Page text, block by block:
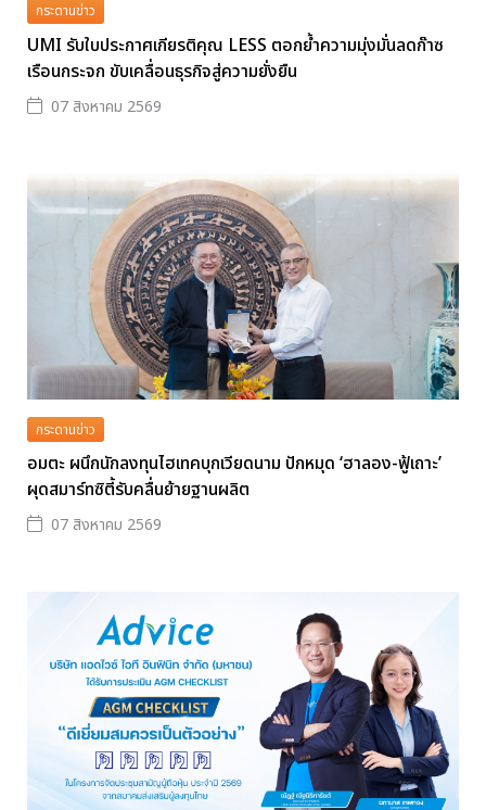
กระดานข่าว
UMI รับใบประกาศเกียรติคุณ LESS ตอกย้ำความมุ่งมั่นลดก๊าซ
เรือนกระจก ขับเคลื่อนธุรกิจสู่ความยั่งยืน
07 สิงหาคม 2569
กระดานข่าว
อมตะ ผนึกนักลงทุนไฮเทคบุกเวียดนาม ปักหมุด ‘ฮาลอง-ฟู้เถาะ’
ผุดสมาร์ทซิตี้รับคลื่นย้ายฐานผลิต
07 สิงหาคม 2569